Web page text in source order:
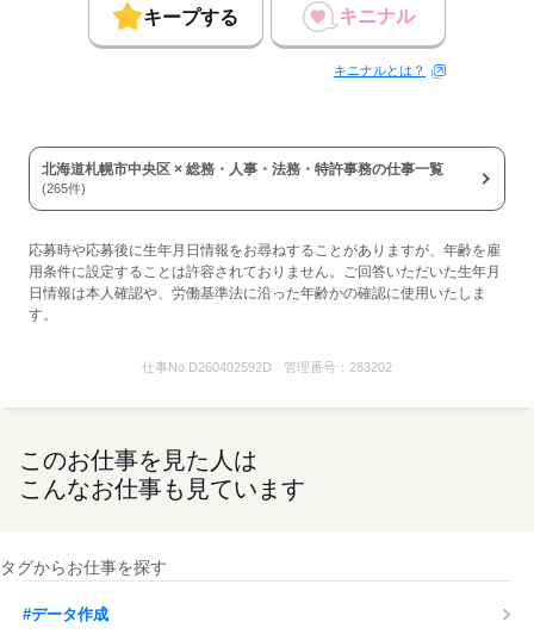
キープする キニナル
キニナルとは？
北海道札幌市中央区 × 総務・人事・法務・特許事務の仕事一覧
(265件)
応募時や応募後に生年月日情報をお尋ねすることがありますが、年齢を雇
用条件に設定することは許容されておりません。ご回答いただいた生年月
日情報は本人確認や、労働基準法に沿った年齢かの確認に使用いたしま
す。
仕事No. D260402592D 管理番号： 283202
このお仕事を見た人は
こんなお仕事も見ています
タグからお仕事を探す
#データ作成